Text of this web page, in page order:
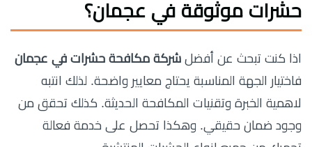
حشرات موثوقة في عجمان؟
اذا كنت تبحث عن أفضل شركة مكافحة حشرات في عجمان
فاختيار الجهة المناسبة يحتاج معايير واضحة. لذلك انتبه
لاهمية الخبرة وتقنيات المكافحة الحديثة. كذلك تحقق من
وجود ضمان حقيقي. وهكذا تحصل على خدمة فعالة